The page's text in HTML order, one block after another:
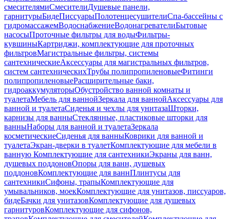
смесителямиСмесителиДушевые панели,
гарнитурыБидеПиссуарыПолотенцесушителиСпа-бассейны с
гидромассажемВодоснабжениеВодонагревателиБытовые
насосыПроточные фильтры для водыФильтры-
кувшиныКартриджи, комплектующие для проточных
фильтровМагистральные фильтры, системы
сантехническиеАксессуары для магистральных фильтров,
систем сантехническихТрубы полипропиленовыеФитинги
полипропиленовыеРасширительные баки,
гидроаккумуляторыОбустройство ванной комнаты и
туалетаМебель для ваннойЗеркала для ваннойАксессуары для
ванной и туалетаСиденья и чехлы для унитазаШторки,
карнизы для ванныСтеклянные, пластиковые шторки для
ванныНаборы для ванной и туалетаЗеркала
косметическиеСиденья для ванныКоврики для ванной и
туалетаЭкран-дверки в туалетКомплектующие для мебели в
ванную Комплектующие для сантехникиЭкраны для ванн,
душевых поддоновОпоры для ванн, душевых
поддоновКомплектующие для ваннПлинтусы для
сантехникиСифоны, трапыКомплектующие для
умывальников, моекКомплектующие для унитазов, писсуаров,
бидеБачки для унитазовКомплектующие для душевых
гарнитуровКомплектующие для сифонов,